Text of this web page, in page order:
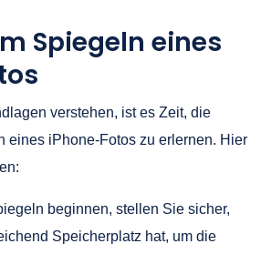
Spiegeln eines
verstehen, ist es Zeit, die
eines iPhone-Fotos zu erlernen. Hier
beginnen, stellen Sie sicher,
Speicherplatz hat, um die